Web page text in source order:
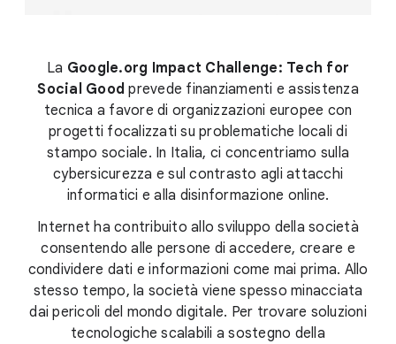
La Google.org Impact Challenge: Tech for
Social Good prevede finanziamenti e assistenza
tecnica a favore di organizzazioni europee con
progetti focalizzati su problematiche locali di
stampo sociale. In Italia, ci concentriamo sulla
cybersicurezza e sul contrasto agli attacchi
informatici e alla disinformazione online.
Internet ha contribuito allo sviluppo della società
consentendo alle persone di accedere, creare e
condividere dati e informazioni come mai prima. Allo
stesso tempo, la società viene spesso minacciata
dai pericoli del mondo digitale. Per trovare soluzioni
tecnologiche scalabili a sostegno della